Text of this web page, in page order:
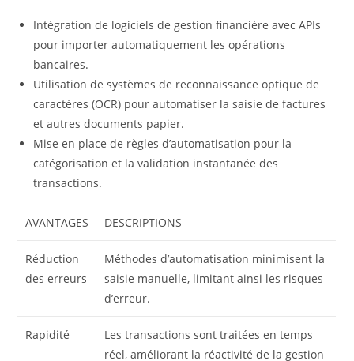
Intégration de logiciels de gestion financière avec APIs
pour importer automatiquement les opérations
bancaires.
Utilisation de systèmes de reconnaissance optique de
caractères (OCR) pour automatiser la saisie de factures
et autres documents papier.
Mise en place de règles d’automatisation pour la
catégorisation et la validation instantanée des
transactions.
AVANTAGES DESCRIPTIONS
Réduction
des erreurs
Méthodes d’automatisation minimisent la
saisie manuelle, limitant ainsi les risques
d’erreur.
Rapidité
Les transactions sont traitées en temps
réel, améliorant la réactivité de la gestion